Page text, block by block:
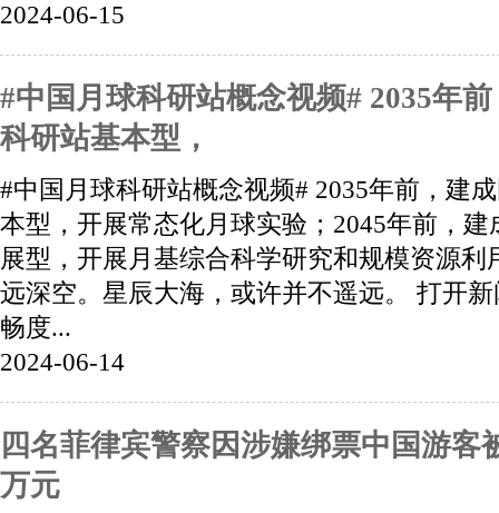
2024-06-15
#中国月球科研站概念视频# 2035年
科研站基本型，
#中国月球科研站概念视频# 2035年前，建
本型，开展常态化月球实验；2045年前，
展型，开展月基综合科学研究和规模资源利
远深空。星辰大海，或许并不遥远。 打开
畅度...
2024-06-14
四名菲律宾警察因涉嫌绑票中国游客
万元